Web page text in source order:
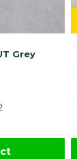
Grey